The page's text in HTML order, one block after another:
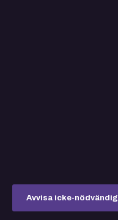
Integritetspolicy
Avvisa icke-